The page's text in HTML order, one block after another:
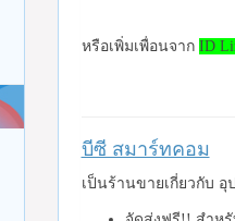
หรือเพิ่มเพื่อนจาก ID
บีซี สมาร์ทคอม
เป็นร้านขายเกี่ยวกับ